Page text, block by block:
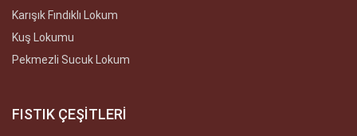
Karışık Fındıklı Lokum
Kuş Lokumu
Pekmezli Sucuk Lokum
FISTIK ÇEŞİTLERİ